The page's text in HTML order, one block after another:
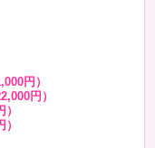
円）
円）